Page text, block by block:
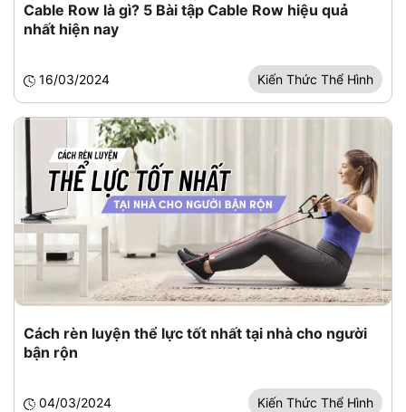
Cable Row là gì? 5 Bài tập Cable Row hiệu quả
nhất hiện nay
16/03/2024 Kiến Thức Thể Hình
Cách rèn luyện thể lực tốt nhất tại nhà cho người
bận rộn
04/03/2024 Kiến Thức Thể Hình